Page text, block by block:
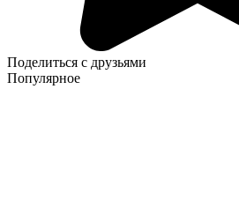
Поделиться с друзьями
Популярное